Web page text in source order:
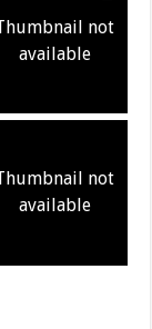
not
available
not
available